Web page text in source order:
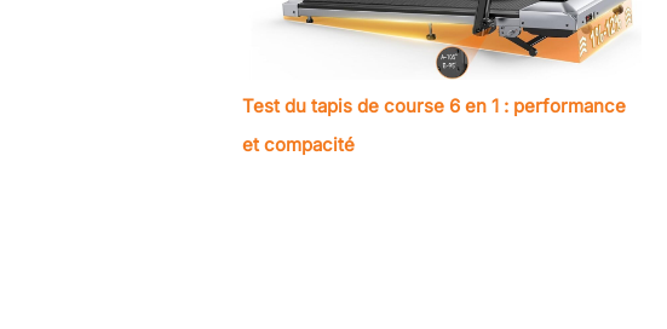
Test du tapis de course 6 en 1 : performance
et compacité